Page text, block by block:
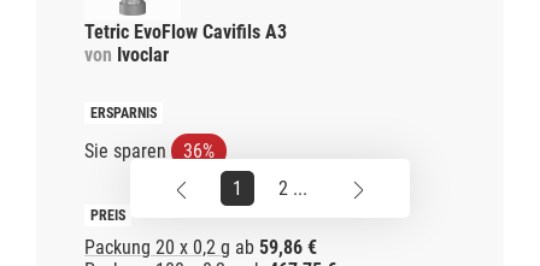
Tetric EvoFlow Cavifils A3
von Ivoclar
Sie sparen 36%
Packung 20 x 0,2 g ab 59,86 €
1 2 ...